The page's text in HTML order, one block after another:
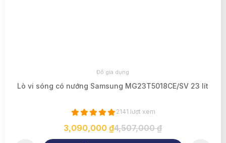
Đồ gia dụng
Lò vi sóng có nướng Samsung MG23T5018CE/SV 23 lít
2141 lượt xem
3,090,000 ₫4,507,000 ₫